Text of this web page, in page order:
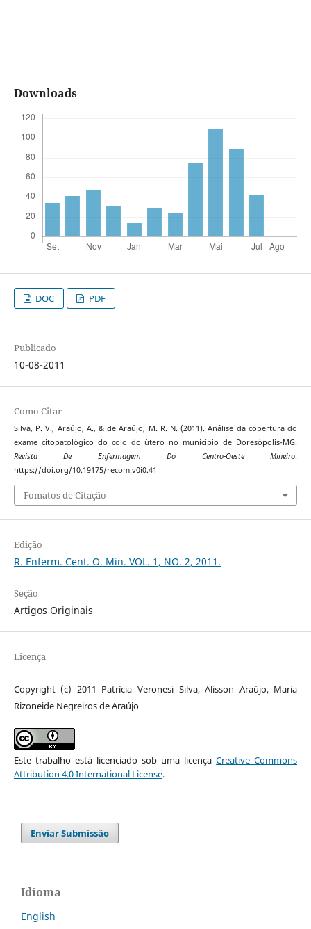
Downloads
DOC PDF
Publicado
10-08-2011
Como Citar
Silva, P. V., Araújo, A., & de Araújo, M. R. N. (2011). Análise da cobertura do
exame citopatológico do colo do útero no município de Doresópolis-MG.
Revista De Enfermagem Do Centro-Oeste Mineiro.
https://doi.org/10.19175/recom.v0i0.41
Fomatos de Citação
Edição
R. Enferm. Cent. O. Min. VOL. 1, NO. 2, 2011.
Seção
Artigos Originais
Licença
Copyright (c) 2011 Patrícia Veronesi Silva, Alisson Araújo, Maria
Rizoneide Negreiros de Araújo
Este trabalho está licenciado sob uma licençaCreative Commons
Attribution 4.0 International License.
Enviar Submissão
Idioma
English